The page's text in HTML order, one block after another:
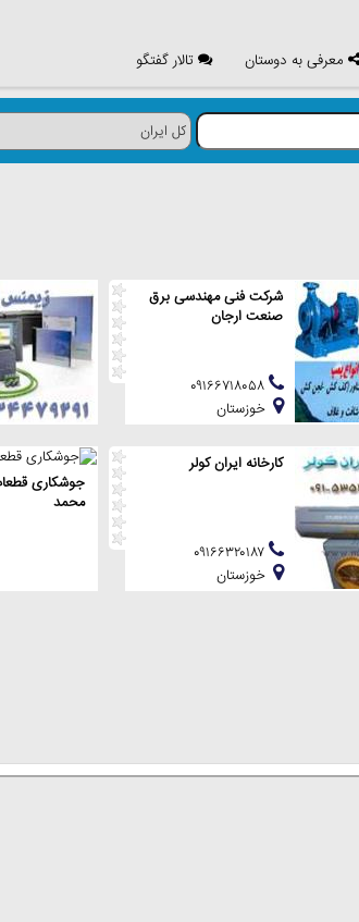
معرفی به دوستان تالار گفتگو
شرکت فنی مهندسی برق
صنعت ارجان
خوزستان
کارخانه ایران کولر
خوزستان
جوشکارى
محمد